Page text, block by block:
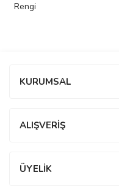
Rengi
KURUMSAL
ALIŞVERİŞ
ÜYELİK